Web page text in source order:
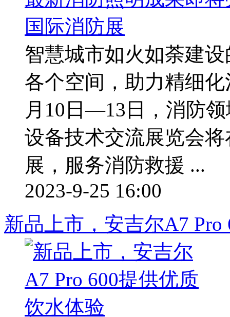
智慧城市如火如荼建
各个空间，助力精细
月10日—13日，消防
设备技术交流展览会
展，服务消防救援 ...
2023-9-25 16:00
新品上市，安吉尔A7